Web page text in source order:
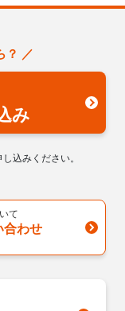
？ ／
み
込みください。
て
合わせ